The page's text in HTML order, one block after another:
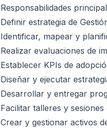
Responsabilidades
Definir estrategia de
Identificar, mapear y
Realizar evaluaciones de
Establecer KPIs de
Diseñar y ejecutar
Desarrollar y entregar
Facilitar talleres y
Crear y gestionar activos